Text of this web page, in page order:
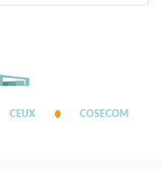
CEUX COSECOM